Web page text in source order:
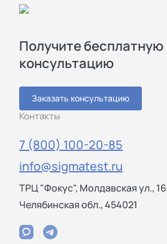
Получите бесплатную
консультацию
Заказать консультацию
Контакты
7 (800) 100-20-85
info@sigmatest.ru
ТРЦ "Фокус", Молдавская ул.,
Челябинская обл., 454021